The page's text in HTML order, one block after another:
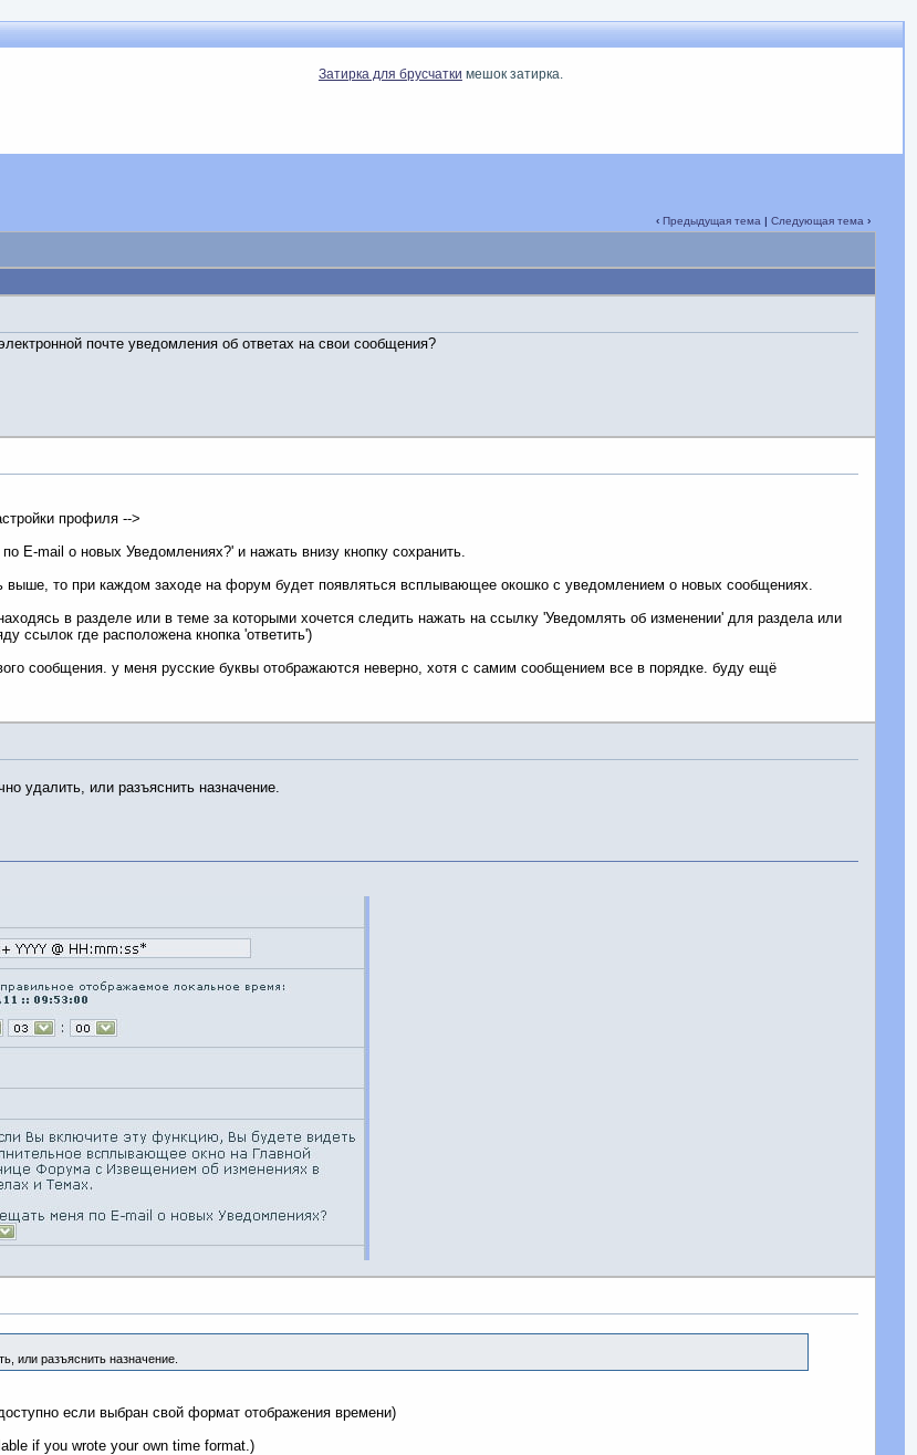
Затирка для брусчатки мешок затирка.
‹ Предыдущая тема | Следующая тема ›
почте уведомления об ответах на свои сообщения?
профиля -->
E-mail о новых Уведомлениях?' и нажать внизу кнопку сохранить.
выше, то при каждом заходе на форум будет появляться всплывающее окошко с уведомлением о новых сообщениях.
в разделе или в теме за которыми хочется следить нажать на ссылку 'Уведомлять об изменении' для раздела или
ссылок где расположена кнопка 'ответить')
сообщения. у меня русские буквы отображаются неверно, хотя с самим сообщением все в порядке. буду ещё
удалить, или разъяснить назначение.
или разъяснить назначение.
если выбран свой формат отображения времени)
if you wrote your own time format.)